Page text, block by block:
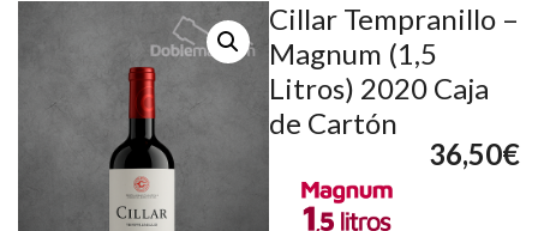
Cillar Tempranillo –
Magnum (1,5
Litros) 2020 Caja
de Cartón
36,50€